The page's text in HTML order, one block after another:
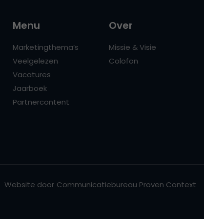
Menu
Marketingthema’s
Veelgelezen
Vacatures
Jaarboek
Partnercontent
Over
Missie & Visie
Colofon
Website door Communicatiebureau Proven Context